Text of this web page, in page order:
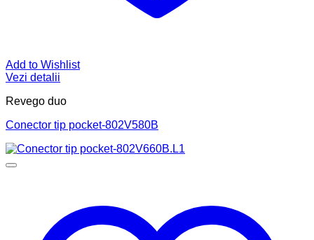
Add to Wishlist
Vezi detalii
Revego duo
Conector tip pocket-802V580B